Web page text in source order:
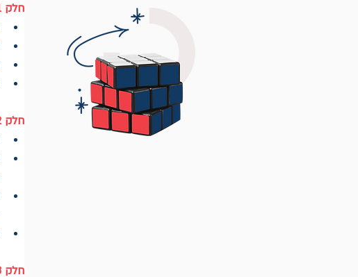
חלק 1: חוויית שירות – מענה איכותי מקצה לקצה
חלק 2: פרסונות – להכיר לעומק את המשתמשים והמשתמשות
חלק 3: מסע לקוח – מהופעת הצורך ועד לפתרון (ועוד קצת)